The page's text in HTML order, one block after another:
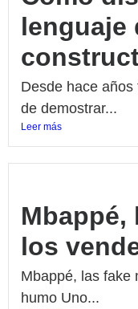
lenguaje
Desde hace
de demostrar...
Leer más
Mbappé,
los
Mbappé, las fake
humo Uno...